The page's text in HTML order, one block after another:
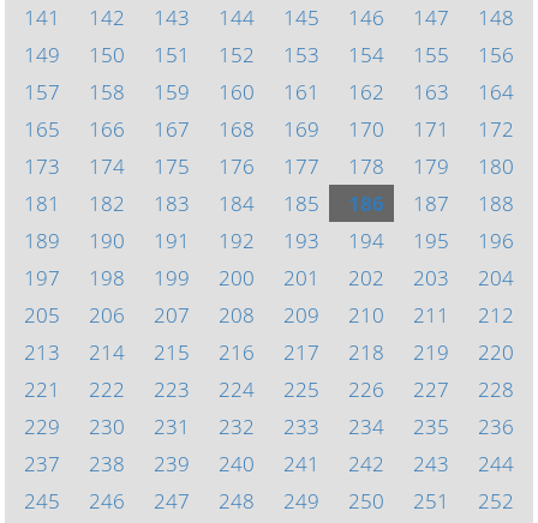
141
142 143 144 145 146 147
148
149
150 151 152 153 154 155
156
157
158 159 160 161 162 163
164
165
166 167 168 169 170 171
172
173
174 175 176 177 178 179
180
181
182 183 184 185 186 187
188
189
190 191 192 193 194 195
196
197
198 199 200 201 202 203
204
205
206 207 208 209 210 211
212
213
214 215 216 217 218 219
220
221
222 223 224 225 226 227
228
229
230 231 232 233 234 235
236
237
238 239 240 241 242 243
244
245
246 247 248 249 250 251
252